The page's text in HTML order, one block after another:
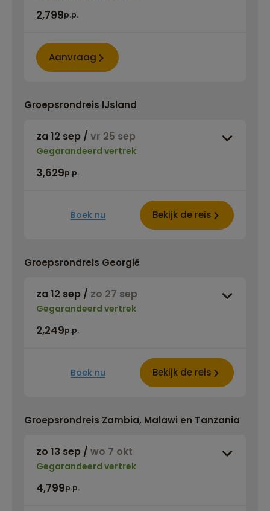
2,799p.p.
Aanvraag
Groepsrondreis IJsland
za 12 sep / vr 25 sep
Gegarandeerd vertrek
3,629p.p.
Boek nu Bekijk de reis
Groepsrondreis Georgië
za 12 sep / zo 27 sep
Gegarandeerd vertrek
2,249p.p.
Boek nu Bekijk de reis
Groepsrondreis Zambia, Malawi en Tanzania
zo 13 sep / wo 7 okt
Gegarandeerd vertrek
4,799p.p.